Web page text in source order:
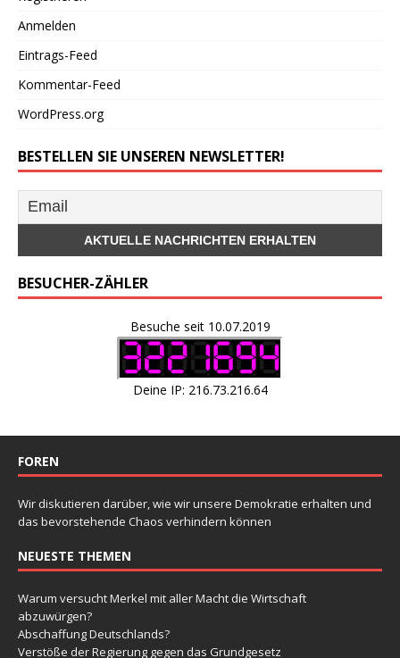
Anmelden
Eintrags-Feed
Kommentar-Feed
WordPress.org
BESTELLEN SIE UNSEREN NEWSLETTER!
BESUCHER-ZÄHLER
Besuche seit 10.07.2019
Deine IP: 216.73.216.64
FOREN
Wir diskutieren darüber, wie wir unsere Demokratie erhalten und
das bevorstehende Chaos verhindern können
NEUESTE THEMEN
Warum versucht Merkel mit aller Macht die Wirtschaft
abzuwürgen?
Abschaffung Deutschlands?
Verstöße der Regierung gegen das Grundgesetz